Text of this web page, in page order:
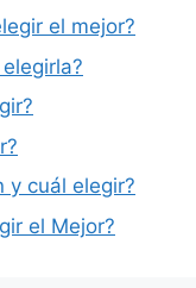
el mejor?
y cuál elegir?
el Mejor?